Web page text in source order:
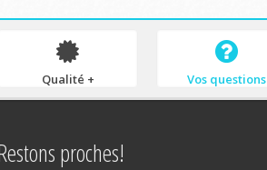
Qualité + Vos questions
proches!